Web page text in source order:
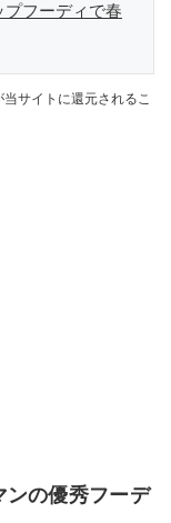
プフーディで春
サイトに還元されるこ
ンの優秀フーデ